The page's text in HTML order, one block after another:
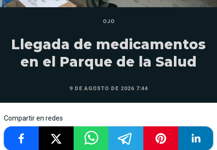
OJO
Llegada de medicamentos
en el Parque de la Salud
9 DE AGOSTO DE 2026 7:44
Compartir en redes